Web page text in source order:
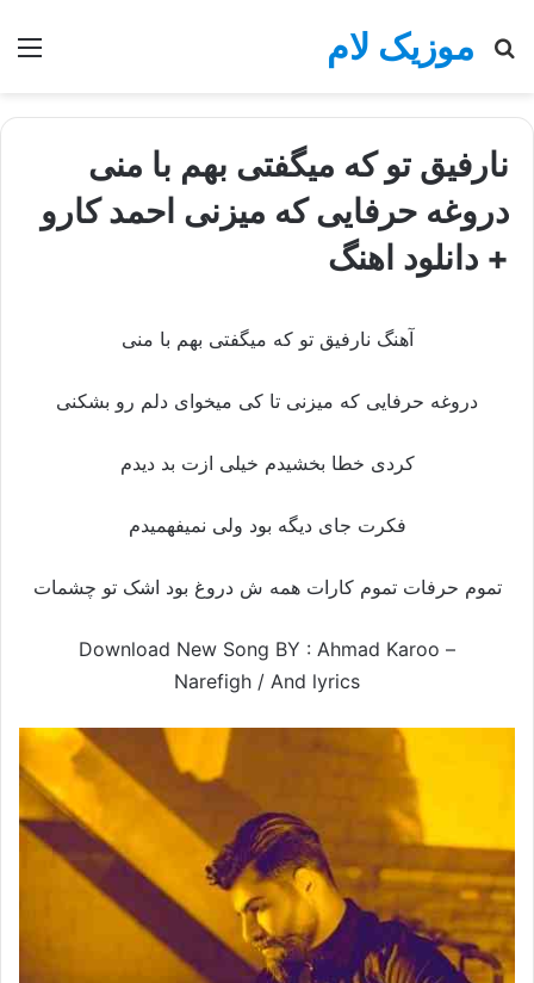
موزیک لام
جستجو
نارفیق تو که میگفتی بهم با منی
دروغه حرفایی که میزنی احمد کارو
+ دانلود اهنگ
آهنگ نارفیق تو که میگفتی بهم با منی
دروغه حرفایی که میزنی تا کی میخوای دلم رو بشکنی
کردی خطا بخشیدم خیلی ازت بد دیدم
فکرت جای دیگه بود ولی نمیفهمیدم
تموم حرفات تموم کارات همه ش دروغ بود اشک تو چشمات
Download New Song BY : Ahmad Karoo –
Narefigh / And lyrics